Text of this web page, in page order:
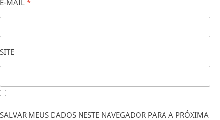
E-MAIL *
SITE
SALVAR MEUS DADOS NESTE NAVEGADOR PARA A PRÓXIMA